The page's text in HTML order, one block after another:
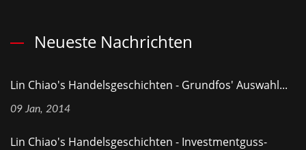
Neueste Nachrichten
Lin Chiao's Handelsgeschichten - Grundfos' Auswahl...
09 Jan, 2014
Lin Chiao's Handelsgeschichten - Investmentguss-